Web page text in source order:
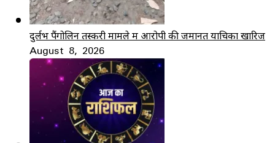
दुर्लभ पैंगोलिन तस्करी मामले में आरोपी की जमानत याचिका खारिज
August 8, 2026